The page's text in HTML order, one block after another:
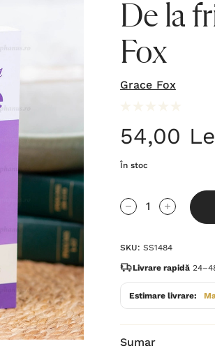
De la
Fox
Grace Fox
54,00
În stoc
Grăbește-
te!
curent
este:
Cantitate scăzută:
Cantitate
SKU: SS1484
Livrare rapidă
Estimare livrare:
Sumar